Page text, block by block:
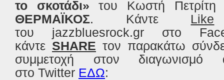
το σκοτάδι»
του Κωστή Πετρίτη
ΘΕΡΜΑΪΚΟΣ. Κάντε
Like
του jazzbluesrock.gr στο
κάντε SHARE τον παρακάτω
συμμετοχή στον διαγωνισμό
στο Twitter ΕΔΩ: